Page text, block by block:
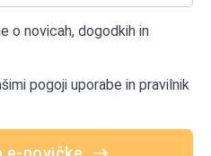
o novicah, dogodkih in
pogoji uporabe in pravilnik